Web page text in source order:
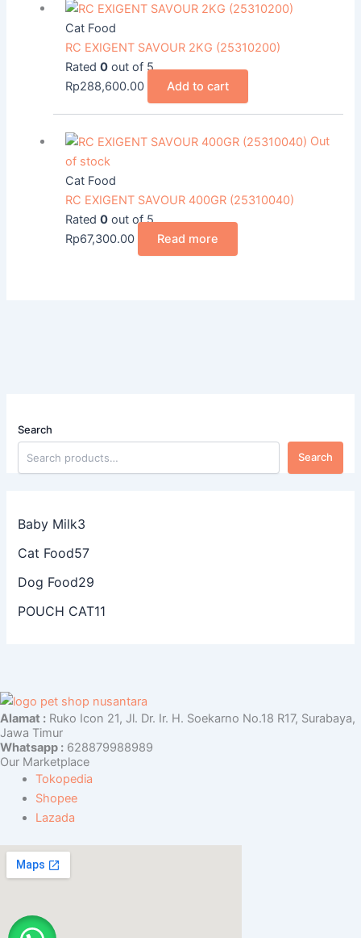
Search
Search
Baby Milk3
Cat Food57
Dog Food29
POUCH CAT11
Cat Food
RC EXIGENT SAVOUR 2KG (25310200)
Rated 0out of 5
Rp288,600.00 Add to cart
Out
of stock
Cat Food
RC EXIGENT SAVOUR 400GR (25310040)
Rated 0out of 5
Rp67,300.00 Read more
Alamat : Ruko Icon 21, Jl. Dr. Ir. H. Soekarno No.18 R17, Surabaya,
Jawa Timur
Whatsapp : 628879988989
Our Marketplace
Tokopedia
Shopee
Lazada